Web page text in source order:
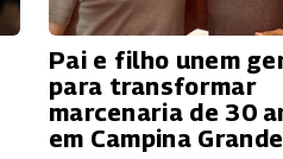
Pai e filho unem
para transformar
marcenaria de 30
em Campina Grande